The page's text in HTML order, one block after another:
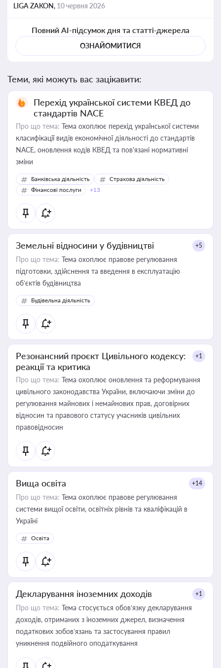
LIGA ZAKON, 10 червня 2026
Повний AI-підсумок дня та статті-джерела
ОЗНАЙОМИТИСЯ
Теми, які можуть вас зацікавити:
Перехід української системи КВЕД до
стандартів NACE
Про що тема: Тема охоплює перехід української системи
класифікації видів економічної діяльності до стандартів
NACE, оновлення кодів КВЕД та пов'язані нормативні
зміни
Банківська діяльність
Страхова діяльність
Фінансові послуги
+13
Земельні відносини у будівництві +5
Про що тема: Тема охоплює правове регулювання
підготовки, здійснення та введення в експлуатацію
об’єктів будівництва
Будівельна діяльність
Резонансний проєкт Цивільного кодексу:
реакції та критика
+1
Про що тема: Тема охоплює оновлення та реформування
цивільного законодавства України, включаючи зміни до
регулювання майнових і немайнових прав, договірних
відносин та правового статусу учасників цивільних
правовідносин
Вища освіта +14
Про що тема: Тема охоплює правове регулювання
системи вищої освіти, освітніх рівнів та кваліфікацій в
Україні
Освіта
Декларування іноземних доходів +1
Про що тема: Тема стосується обов’язку декларування
доходів, отриманих з іноземних джерел, визначення
податкових зобов’язань та застосування правил
уникнення подвійного оподаткування